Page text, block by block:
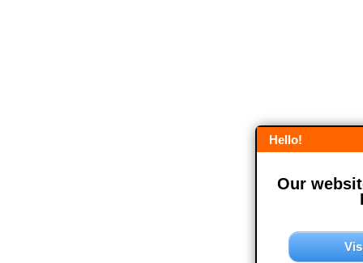
Hello!
Our